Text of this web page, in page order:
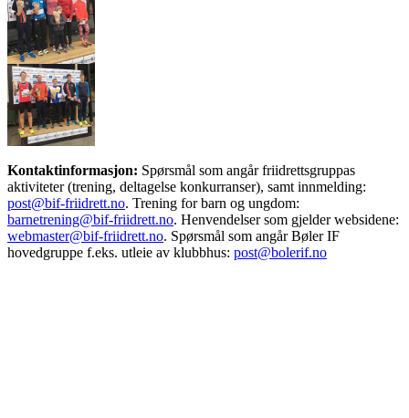
Kontaktinformasjon: Spørsmål som angår friidrettsgruppas
aktiviteter (trening, deltagelse konkurranser), samt innmelding:
post@bif-friidrett.no. Trening for barn og ungdom:
barnetrening@bif-friidrett.no. Henvendelser som gjelder websidene:
webmaster@bif-friidrett.no. Spørsmål som angår Bøler IF
hovedgruppe f.eks. utleie av klubbhus: post@bolerif.no